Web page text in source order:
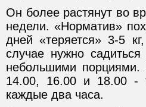
Он более растянут во
недели. «Норматив»
дней «теряется» 3-5
случае нужно
небольшими порциями.
14.00, 16.00 и 18.00 -
каждые два часа.